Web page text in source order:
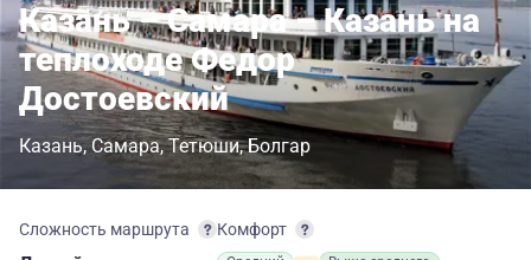
Казань – Самара – Казань на
теплоходе Федор
Достоевский
Казань Самара Тетюши Болгар
Сложность маршрута Комфорт